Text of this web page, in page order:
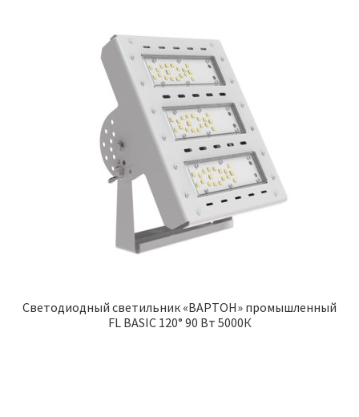
Светодиодный светильник «ВАРТОН» промышленный
FL BASIC 120° 90 Вт 5000К